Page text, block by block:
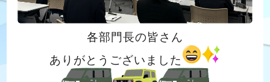
各部門長の皆さん
ありがとうございました